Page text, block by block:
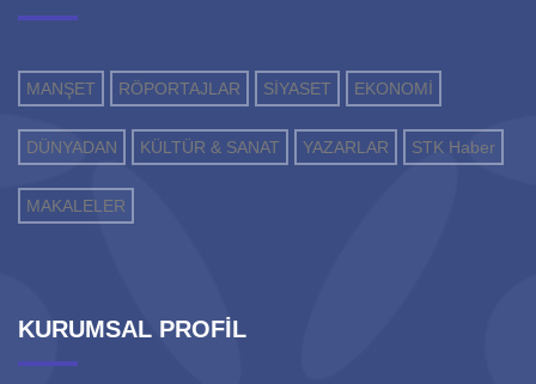
MANŞET RÖPORTAJLAR SİYASET EKONOMİ
DÜNYADAN KÜLTÜR & SANAT YAZARLAR STK Haber
MAKALELER
KURUMSAL PROFİL